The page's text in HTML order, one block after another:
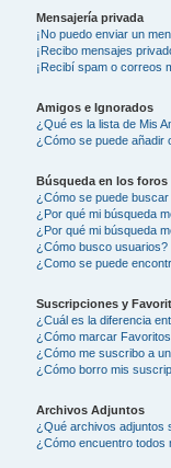
Mensajería privada
¡No puedo enviar un
¡Recibo mensajes
¡Recibí spam o correos
Amigos e Ignorados
¿Qué es la lista de Mis
¿Cómo se puede añadir
Búsqueda en los foros
¿Cómo se puede
¿Por qué mi búsqueda
¿Por qué mi búsqueda
¿Cómo busco usuarios?
¿Como se puede
Suscripciones y
¿Cuál es la diferencia
¿Cómo marcar
¿Cómo me suscribo a
¿Cómo borro mis
Archivos Adjuntos
¿Qué archivos adjuntos
¿Cómo encuentro todos